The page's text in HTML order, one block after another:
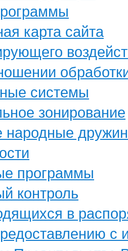
карта сайта
системы
зонирование
народные
программы
контроль
в
с